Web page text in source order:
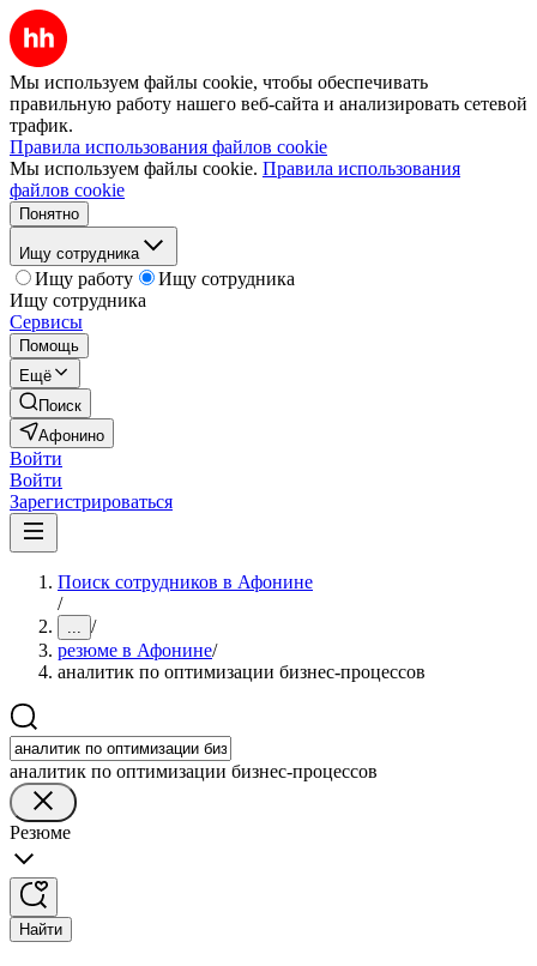
Мы используем файлы cookie, чтобы обеспечивать
правильную работу нашего веб-сайта и анализировать сетевой
трафик.
Правила использования файлов cookie
Мы используем файлы cookie. Правила использования
файлов cookie
Понятно
Ищу сотрудника
Ищу работу
Ищу сотрудника
Ищу сотрудника
Сервисы
Помощь
Ещё
Поиск
Афонино
Войти
Войти
Зарегистрироваться
Поиск сотрудников в Афонине
/
... /
резюме в Афонине/
аналитик по оптимизации бизнес-процессов
аналитик по оптимизации бизнес-процессов
Резюме
Найти